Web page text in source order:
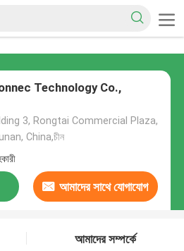
Technology Co.,
3, Rongtai Commercial Plaza,
China,চীন
আমাদের সাথে যোগাযোগ
আমাদের সম্পর্কে